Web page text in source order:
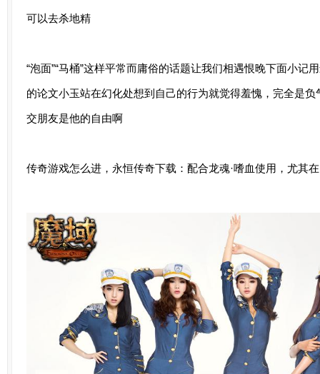
可以去杀地精
“泡面”“马桶”这样平常而庸俗的话题让我们相遇恨晚下面小记
的论文小玉站在幻化处想到自己的行为就觉得羞愧，完全是
交朋友是他的自由啊
传奇游戏怎么进，永恒传奇下载：配合龙魂·嗜血使用，尤其